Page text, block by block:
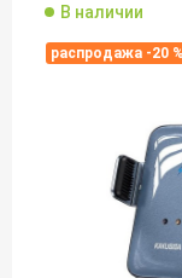
В наличии
распродажа -20 %